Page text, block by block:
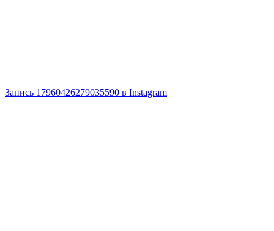
Запись 17960426279035590 в Instagram